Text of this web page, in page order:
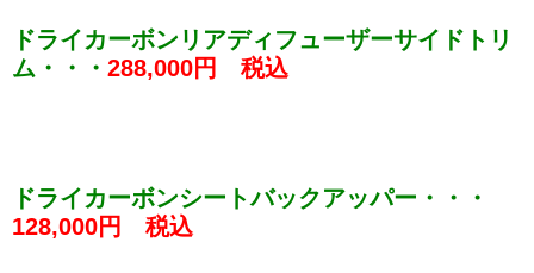
ドライカーボンリアディフューザーサイドトリ
ム・・・ 288,000円 税込
ドライカーボンシートバックアッパー・・・
128,000円 税込